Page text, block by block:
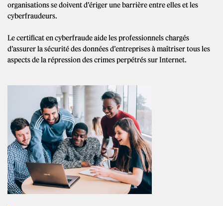
organisations se doivent d’ériger une barrière entre elles et les
cyberfraudeurs.
Le certificat en cyberfraude aide les professionnels chargés
d’assurer la sécurité des données d’entreprises à maîtriser tous les
aspects de la répression des crimes perpétrés sur Internet.